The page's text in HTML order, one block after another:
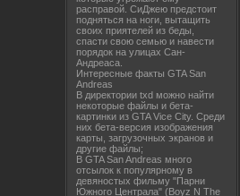
расправой. СиДжею предстоит
подняться на ноги, вытащить
своих приятелей из беды,
спасти свою семью и навести
порядок на улицах Сан-
Андреаса.
Интересные факты GTA San
Andreas
В директории txd можно найти
некоторые файлы и бета-
картинки из GTA Vice City. Среди
них бета-версия изображения
карты, загрузочных экранов и
другие файлы;
В GTA San Andreas много
отсылок к популярному в
девяностых фильму "Парни
Южного Централа" (Boyz N The